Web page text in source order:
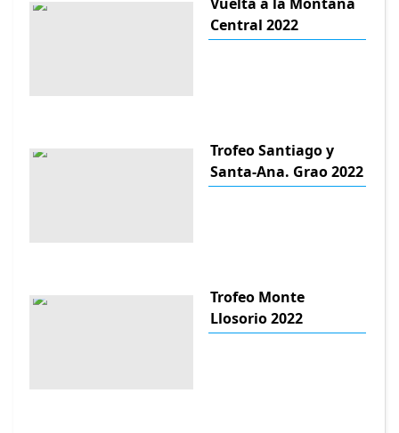
Central 2022
Trofeo Santiago y
Santa-Ana. Grao 2022
Trofeo Monte
Llosorio 2022